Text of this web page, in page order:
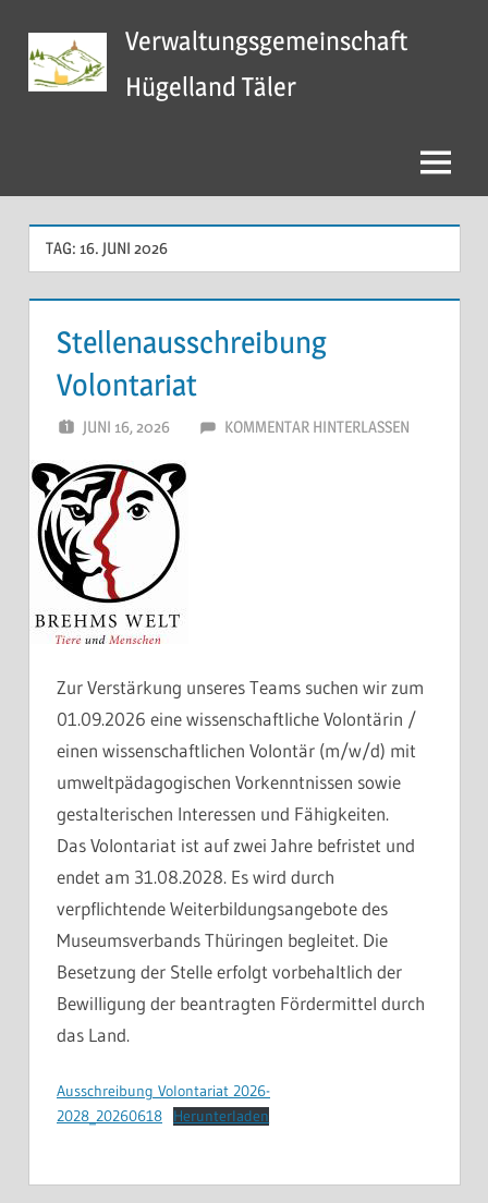
Inhalt
springen
Verwaltungsgemeinschaft
Hügelland Täler
Menü
TAG: 16. JUNI 2026
Stellenausschreibung
Volontariat
JUNI 16, 2026 SCHWARZ
KOMMENTAR HINTERLASSEN
Zur Verstärkung unseres Teams suchen wir zum
01.09.2026 eine wissenschaftliche Volontärin /
einen wissenschaftlichen Volontär (m/w/d) mit
umweltpädagogischen Vorkenntnissen sowie
gestalterischen Interessen und Fähigkeiten.
Das Volontariat ist auf zwei Jahre befristet und
endet am 31.08.2028. Es wird durch
verpflichtende Weiterbildungsangebote des
Museumsverbands Thüringen begleitet. Die
Besetzung der Stelle erfolgt vorbehaltlich der
Bewilligung der beantragten Fördermittel durch
das Land.
Ausschreibung Volontariat 2026-
2028_20260618
Herunterladen